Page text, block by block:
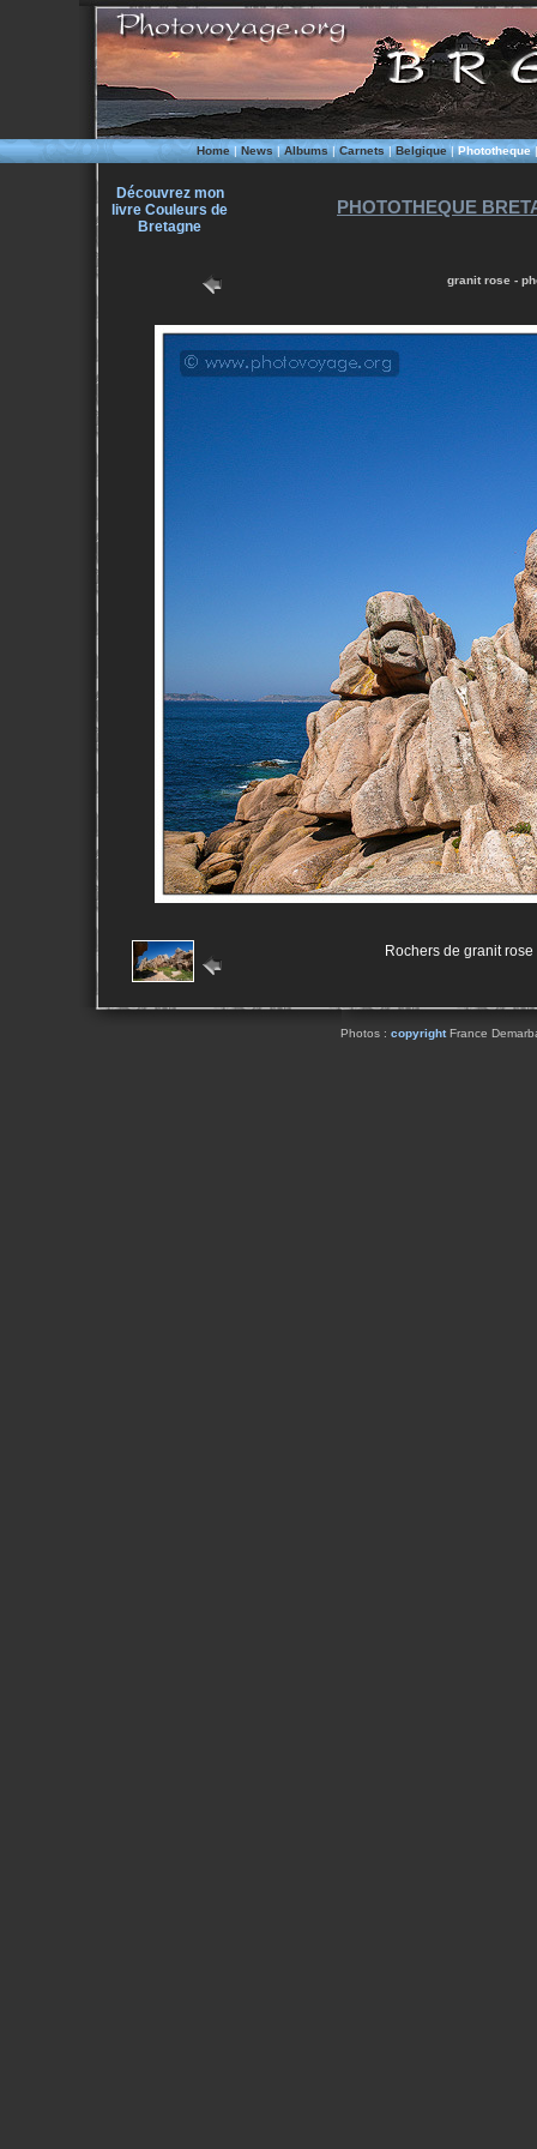
Home|News|Albums|Carnets|Belgique|Phototheque
Découvrez mon
livre Couleurs de
Bretagne
PHOTOTHEQUE
granit rose -
Rochers de granit
Photos : copyrightFrance